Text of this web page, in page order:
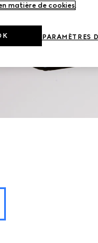
matière de cookies
PARAMÈTRES